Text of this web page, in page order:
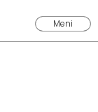
Meni